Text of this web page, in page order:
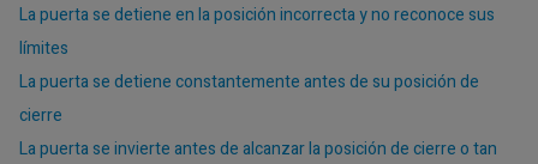
La puerta se detiene en la posición incorrecta y no reconoce sus
límites
La puerta se detiene constantemente antes de su posición de
cierre
La puerta se invierte antes de alcanzar la posición de cierre o tan